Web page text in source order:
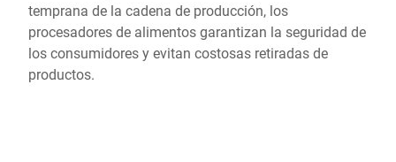
temprana de la cadena de producción, los
procesadores de alimentos garantizan la seguridad de
los consumidores y evitan costosas retiradas de
productos.